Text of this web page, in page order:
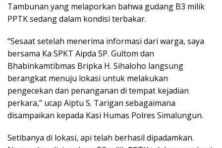
Tambunan yang melaporkan bahwa gudang B3 milik
PPTK sedang dalam kondisi terbakar.
“Sesaat setelah menerima informasi dari warga, saya
bersama Ka SPKT Aipda SP. Gultom dan
Bhabinkamtibmas Bripka H. Sihaloho langsung
berangkat menuju lokasi untuk melakukan
pengecekan dan penanganan di tempat kejadian
perkara,” ucap Aiptu S. Tarigan sebagaimana
disampaikan kepada Kasi Humas Polres Simalungun.
Setibanya di lokasi, api telah berhasil dipadamkan.